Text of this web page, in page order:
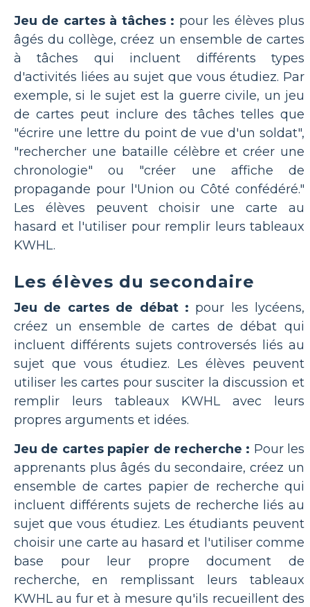
Jeu de cartes à tâches : pour les élèves plus
âgés du collège, créez un ensemble de cartes
à tâches qui incluent différents types
d'activités liées au sujet que vous étudiez. Par
exemple, si le sujet est la guerre civile, un jeu
de cartes peut inclure des tâches telles que
"écrire une lettre du point de vue d'un soldat",
"rechercher une bataille célèbre et créer une
chronologie" ou "créer une affiche de
propagande pour l'Union ou Côté confédéré."
Les élèves peuvent choisir une carte au
hasard et l'utiliser pour remplir leurs tableaux
KWHL.
Les élèves du secondaire
Jeu de cartes de débat : pour les lycéens,
créez un ensemble de cartes de débat qui
incluent différents sujets controversés liés au
sujet que vous étudiez. Les élèves peuvent
utiliser les cartes pour susciter la discussion et
remplir leurs tableaux KWHL avec leurs
propres arguments et idées.
Jeu de cartes papier de recherche : Pour les
apprenants plus âgés du secondaire, créez un
ensemble de cartes papier de recherche qui
incluent différents sujets de recherche liés au
sujet que vous étudiez. Les étudiants peuvent
choisir une carte au hasard et l'utiliser comme
base pour leur propre document de
recherche, en remplissant leurs tableaux
KWHL au fur et à mesure qu'ils recueillent des